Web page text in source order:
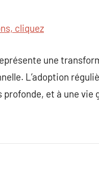
cliquez
une
L’adoption
et à une vie